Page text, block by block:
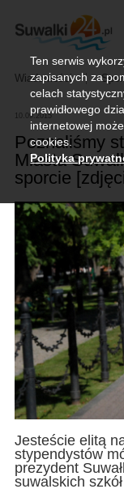
Wiadomości
10.09.2015
Poznaliśmy
Miasta
sporcie
Jesteście elitą
stypendystów
prezydent
suwalskich
Ten serwis
zapisanych za
celach
prawidłowego
internetowej
cookies.
Polityka